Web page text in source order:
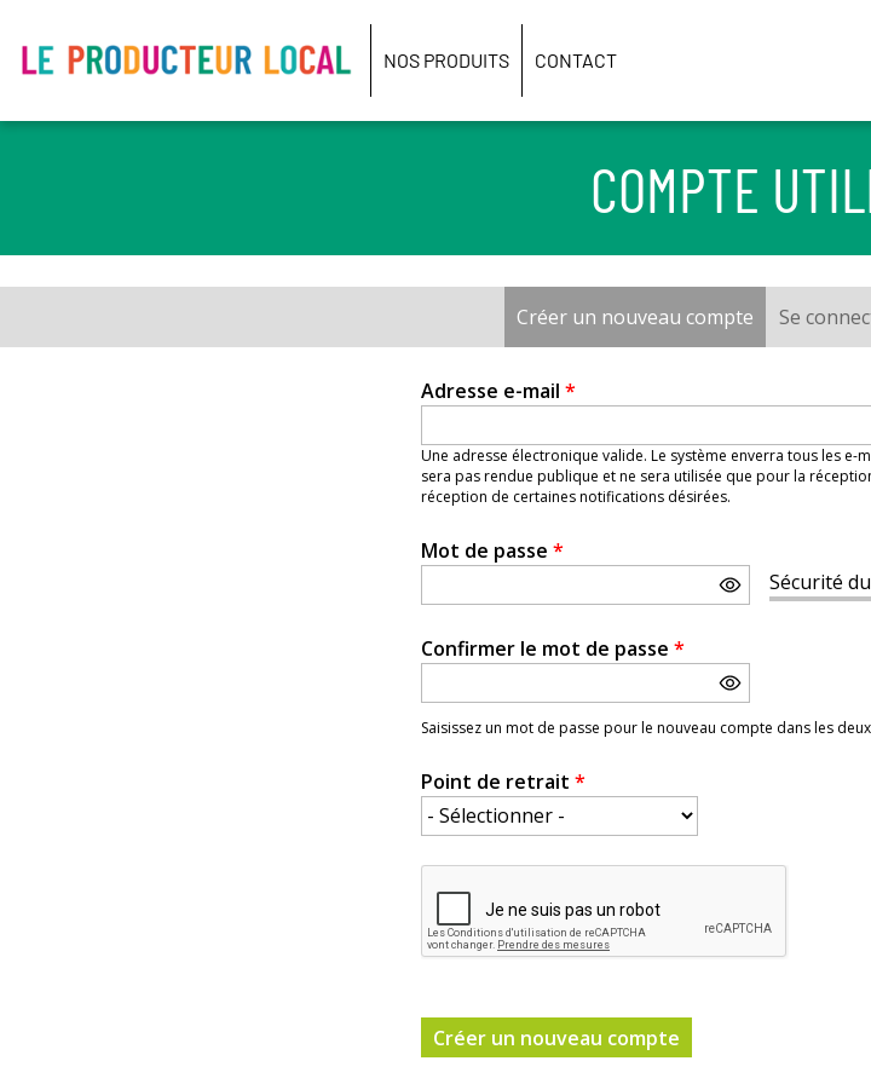
local
-
Bois
NOS PRODUITS CONTACT
COMPTE
principaux
Créer un nouveau compte (onglet actif)
Se
Adresse e-mail *
Une adresse électronique valide. Le système enverra tous les e-
sera pas rendue publique et ne sera utilisée que pour la
réception de certaines notifications désirées.
Mot de passe *
Sécurité
Confirmer le mot de passe *
Saisissez un mot de passe pour le nouveau compte dans les
Point de retrait *